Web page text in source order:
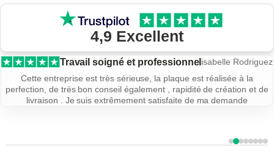
4,9 Excellent
J’ai eu deux fois recours aux
services…
David
Pirès
J’ai eu deux fois recours aux services de Renaud gravure avec la
même satisfaction quand à l’accueil, les explications, la rapidité
Avis 1
Avis 2
Avis 3
Avis 4
Avis 5
Avis